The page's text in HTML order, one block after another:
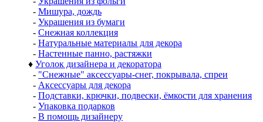
- Мишура, дождь
- Украшения из бумаги
- Снежная коллекция
- Натуральные материалы для декора
- Настенные панно, растяжки
♦ Уголок дизайнера и декоратора
- "Снежные" аксессуары-снег, покрывала, спреи
- Аксессуары для декора
- Подставки, крючки, подвески, ёмкости для хранения
- Упаковка подарков
- В помощь дизайнеру